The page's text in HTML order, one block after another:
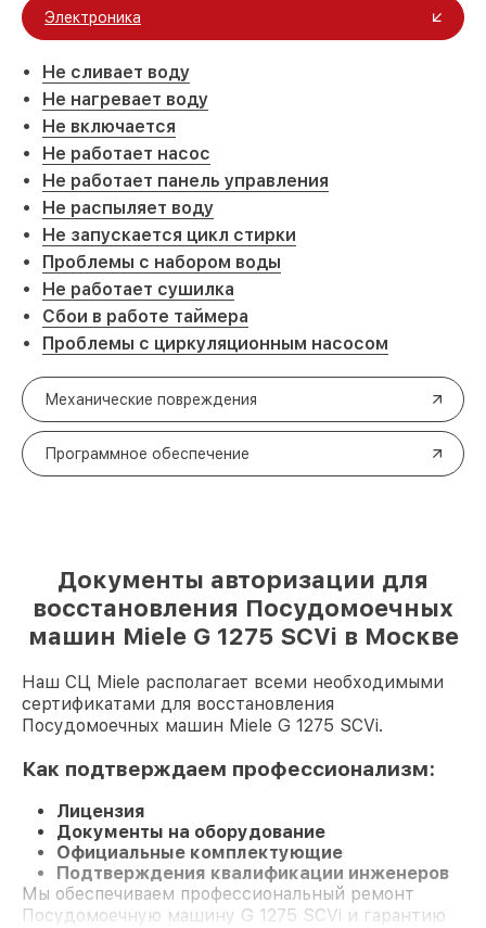
Электроника
Не сливает воду
Не нагревает воду
Не включается
Не работает насос
Не работает панель управления
Не распыляет воду
Не запускается цикл стирки
Проблемы с набором воды
Не работает сушилка
Сбои в работе таймера
Проблемы с циркуляционным насосом
Механические повреждения
Программное обеспечение
Документы авторизации для
восстановления Посудомоечных
машин Miele G 1275 SCVi в Москве
Наш СЦ Miele располагает всеми необходимыми
сертификатами для восстановления
Посудомоечных машин Miele G 1275 SCVi.
Как подтверждаем профессионализм:
Лицензия
Документы на оборудование
Официальные комплектующие
Подтверждения квалификации инженеров
Мы обеспечиваем профессиональный ремонт
Посудомоечную машину G 1275 SCVi и гарантию